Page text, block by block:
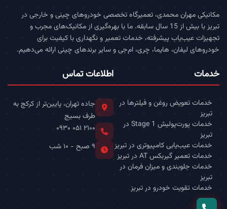
مکانیکی مهران محمدی، تعمیرگاه تخصصی خودروهای چینی و خارجی در
تبریز با بیش از 15 سال سابقه. ما با بهره‌گیری از مکانیک‌های مجرب و
تجهیزات عیب‌یاب پیشرفته، خدمات تعمیر و نگهداری با کیفیت برای
خودروهای لیفان، هایما، چری، ام‌جی و سایر برندهای چینی ارائه می‌دهیم.
خدمات
خدمات تعویض روغن و فیلترها در
تبریز
خدمات پورت‌پولیش Stage 1 در
تبریز
خدمات عیب‌یابی کامپیوتری در تبریز
خدمات تعمیر گیربکس AT در تبریز
خدمات جلوبندی و میزان فرمان در
تبریز
خدمات تقویت خودرو در تبریز
اطلاعات تماس
جاده تهران، پایین‌تر از کرکج به
طرف بسیج
۰۹۳۰ ۰۵۱ ۲۱۰۰
۹ صبح - ۱۰ شب